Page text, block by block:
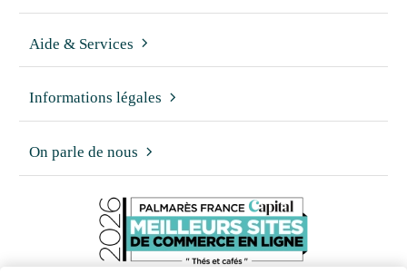
Aide & Services
Informations légales
On parle de nous